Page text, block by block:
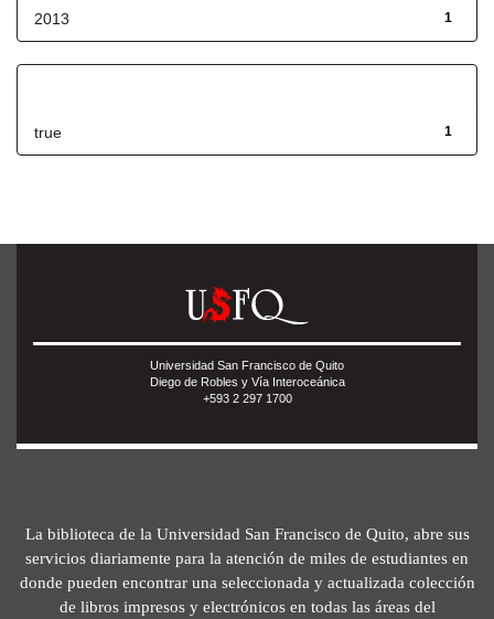
1
2013
1
true
Universidad San Francisco de Quito
Diego de Robles y Vía Interoceánica
+593 2 297 1700
La biblioteca de la Universidad San Francisco de Quito, abre sus
servicios diariamente para la atención de miles de estudiantes en
donde pueden encontrar una seleccionada y actualizada colección
de libros impresos y electrónicos en todas las áreas del